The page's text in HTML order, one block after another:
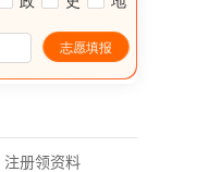
注册领资料